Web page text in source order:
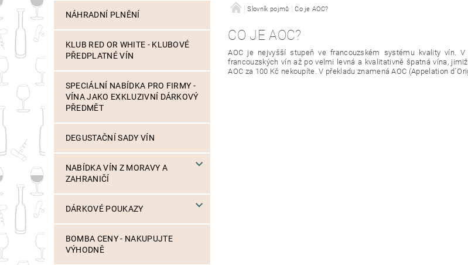
NÁHRADNÍ PLNĚNÍ
KLUB RED OR WHITE - KLUBOVÉ
PŘEDPLATNÉ VÍN
SPECIÁLNÍ NABÍDKA PRO FIRMY -
VÍNA JAKO EXKLUZIVNÍ DÁRKOVÝ
PŘEDMĚT
DEGUSTAČNÍ SADY VÍN
NABÍDKA VÍN Z MORAVY A
ZAHRANIČÍ
DÁRKOVÉ POUKAZY
BOMBA CENY - NAKUPUJTE
VÝHODNĚ
Slovník pojmů Co je AOC?
CO JE AOC?
AOC je nejvyšší stupeň ve francouzském systému kvality vín.
francouzských vín až po velmi levná a kvalitativně špatná vína,
AOC za 100 Kč nekoupíte. V překladu znamená AOC (Appelation